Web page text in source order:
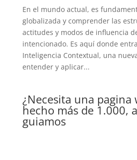
En el mundo actual, es
globalizada y comprender las
actitudes y modos de influencia
intencionado. Es aquí donde
Inteligencia Contextual, una
entender y aplicar...
¿Necesita una pagina
hecho más de 1.000,
guiamos